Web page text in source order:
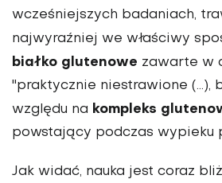
wcześniejszych badaniach,
najwyraźniej we właściwy
białko glutenowe zawarte w
"praktycznie niestrawione (...),
względu na kompleks
powstający podczas wypieku
Jak widać, nauka jest coraz